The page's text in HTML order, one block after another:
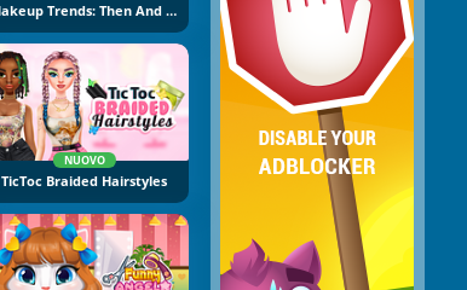
Makeup Trends: Then And Now
NUOVO
TicToc Braided Hairstyles